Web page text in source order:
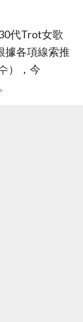
代Trot女歌
據各項線索推
），今